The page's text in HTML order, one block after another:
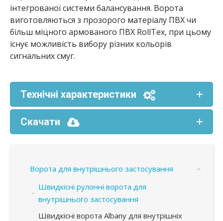
інтегрованої системи балансування. Ворота
виготовляються з прозорого матеріалу ПВХ чи
більш міцного армованого ПВХ RollTex, при цьому
існує можливість вибору різних кольорів
сигнальних смуг.
Технічні характеристики
Скачати
Ворота для внутрішнього застосування
Швидкісні рулонні ворота для
внутрішнього застосування
Швидкісні ворота Albany для внутрішніх